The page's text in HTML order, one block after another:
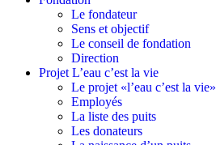
Le fondateur
Sens et objectif
Le conseil de fondation
Direction
Projet L’eau c’est la vie
Le projet «l’eau c’est la vie»
Employés
La liste des puits
Les donateurs